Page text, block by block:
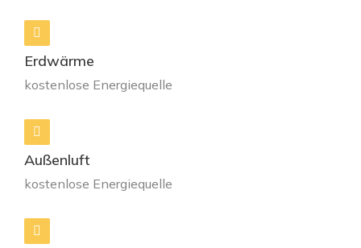
Erdwärme
kostenlose Energiequelle
Außenluft
kostenlose Energiequelle